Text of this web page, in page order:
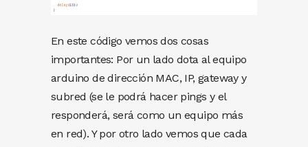
En este código vemos dos cosas
importantes: Por un lado dota al equipo
arduino de dirección MAC, IP, gateway y
subred (se le podrá hacer pings y el
responderá, será como un equipo más
en red). Y por otro lado vemos que cada